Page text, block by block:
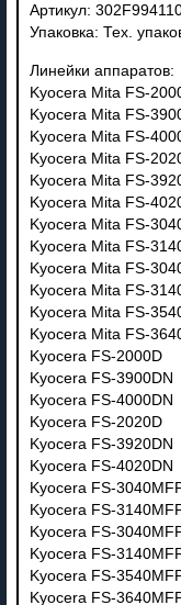
Артикул:
Упаковка: Тех.
Линейки аппаратов:
Kyocera Mita FS-
Kyocera Mita FS-
Kyocera Mita FS-
Kyocera Mita FS-
Kyocera Mita FS-
Kyocera Mita FS-
Kyocera Mita FS-
Kyocera Mita FS-
Kyocera Mita FS-
Kyocera Mita FS-
Kyocera Mita FS-
Kyocera Mita FS-
Kyocera FS-2000D
Kyocera FS-3900DN
Kyocera FS-4000DN
Kyocera FS-2020D
Kyocera FS-3920DN
Kyocera FS-4020DN
Kyocera FS-
Kyocera FS-
Kyocera FS-
Kyocera FS-
Kyocera FS-
Kyocera FS-